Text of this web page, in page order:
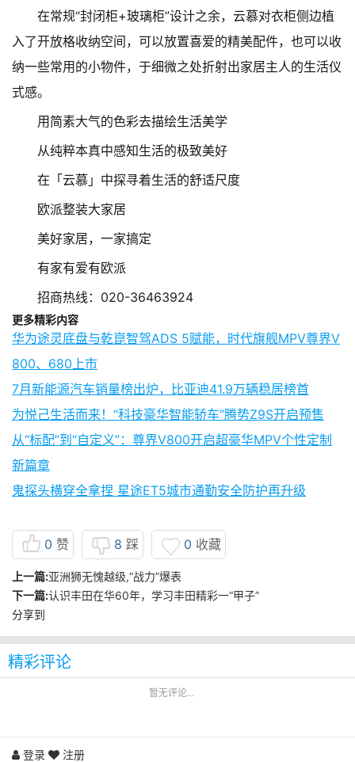
在常规“封闭柜+玻璃柜”设计之余，云慕对衣柜侧边植
入了开放格收纳空间，可以放置喜爱的精美配件，也可以收
纳一些常用的小物件，于细微之处折射出家居主人的生活仪
式感。
用简素大气的色彩去描绘生活美学
从纯粹本真中感知生活的极致美好
在「云慕」中探寻着生活的舒适尺度
欧派整装大家居
美好家居，一家搞定
有家有爱有欧派
招商热线：020-36463924
更多精彩内容
华为途灵底盘与乾崑智驾ADS 5赋能，时代旗舰MPV尊界V
800、680上市
7月新能源汽车销量榜出炉，比亚迪41.9万辆稳居榜首
为悦己生活而来！“科技豪华智能轿车”腾势Z9S开启预售
从“标配”到“自定义”：尊界V800开启超豪华MPV个性定制
新篇章
鬼探头横穿全拿捏 星途ET5城市通勤安全防护再升级
0 赞 8 踩 0 收藏
上一篇:亚洲狮无愧越级,“战力”爆表
下一篇:认识丰田在华60年，学习丰田精彩一“甲子”
分享到
精彩评论
暂无评论...
登录 注册